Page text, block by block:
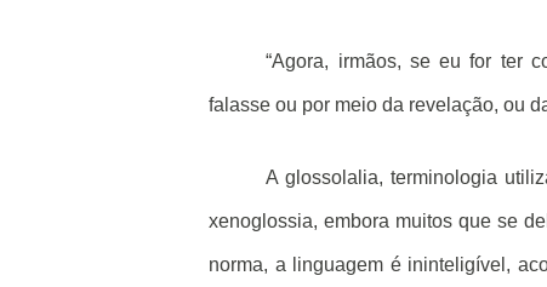
“Agora, irmãos, se eu for ter
falasse ou por meio da revelação, ou
A glossolalia, terminologia
xenoglossia, embora muitos que se
norma, a linguagem é ininteligível,